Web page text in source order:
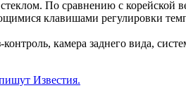
По сравнению с корейской
клавишами регулировки
камера заднего вида,
Известия.